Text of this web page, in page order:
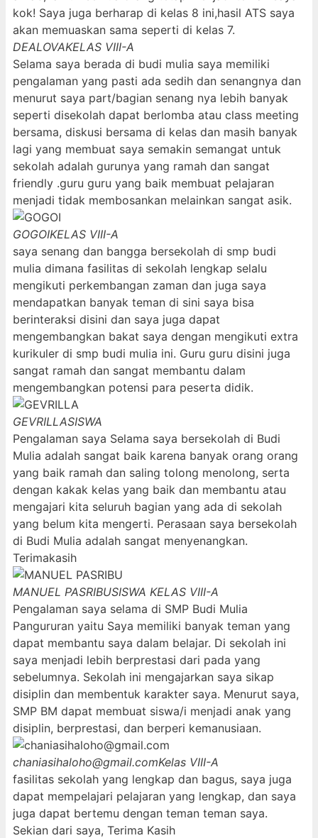
kok! Saya juga berharap di kelas 8 ini,hasil ATS saya
akan memuaskan sama seperti di kelas 7.
DEALOVAKELAS VIII-A
Selama saya berada di budi mulia saya memiliki
pengalaman yang pasti ada sedih dan senangnya dan
menurut saya part/bagian senang nya lebih banyak
seperti disekolah dapat berlomba atau class meeting
bersama, diskusi bersama di kelas dan masih banyak
lagi yang membuat saya semakin semangat untuk
sekolah adalah gurunya yang ramah dan sangat
friendly .guru guru yang baik membuat pelajaran
menjadi tidak membosankan melainkan sangat asik.
GOGOIKELAS VIII-A
saya senang dan bangga bersekolah di smp budi
mulia dimana fasilitas di sekolah lengkap selalu
mengikuti perkembangan zaman dan juga saya
mendapatkan banyak teman di sini saya bisa
berinteraksi disini dan saya juga dapat
mengembangkan bakat saya dengan mengikuti extra
kurikuler di smp budi mulia ini. Guru guru disini juga
sangat ramah dan sangat membantu dalam
mengembangkan potensi para peserta didik.
GEVRILLASISWA
Pengalaman saya Selama saya bersekolah di Budi
Mulia adalah sangat baik karena banyak orang orang
yang baik ramah dan saling tolong menolong, serta
dengan kakak kelas yang baik dan membantu atau
mengajari kita seluruh bagian yang ada di sekolah
yang belum kita mengerti. Perasaan saya bersekolah
di Budi Mulia adalah sangat menyenangkan.
Terimakasih
MANUEL PASRIBUSISWA KELAS VIII-A
Pengalaman saya selama di SMP Budi Mulia
Pangururan yaitu Saya memiliki banyak teman yang
dapat membantu saya dalam belajar. Di sekolah ini
saya menjadi lebih berprestasi dari pada yang
sebelumnya. Sekolah ini mengajarkan saya sikap
disiplin dan membentuk karakter saya. Menurut saya,
SMP BM dapat membuat siswa/i menjadi anak yang
disiplin, berprestasi, dan berperi kemanusiaan.
chaniasihaloho@gmail.comKelas VIII-A
fasilitas sekolah yang lengkap dan bagus, saya juga
dapat mempelajari pelajaran yang lengkap, dan saya
juga dapat bertemu dengan teman teman saya.
Sekian dari saya, Terima Kasih